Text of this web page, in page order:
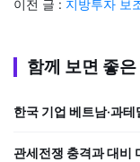
이전 글 : 지방투자 보
함께 보면 좋은
한국 기업 베트남·과
관세전쟁 충격과 대비